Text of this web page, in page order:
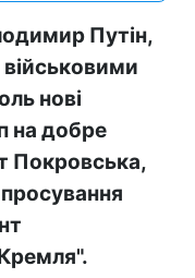
Путін,
військовими
нові
на добре
Покровська,